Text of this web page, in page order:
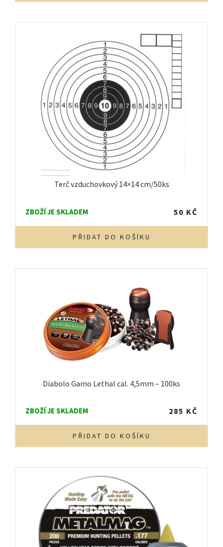
Terč vzduchovkový 14×14 cm/50ks
ZBOŽÍ JE SKLADEM 50 KČ
PŘIDAT DO KOŠÍKU
Diabolo Gamo Lethal cal. 4,5mm – 100ks
ZBOŽÍ JE SKLADEM 285 KČ
PŘIDAT DO KOŠÍKU